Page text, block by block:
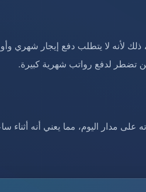
ذلك لأنه لا يتطلب دفع إيجار شهري
لن تضطر لدفع رواتب شهرية كبيرة.
مدار اليوم، مما يعني أنه أثناء